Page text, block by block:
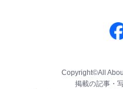
Copyright©All
掲載の記事・